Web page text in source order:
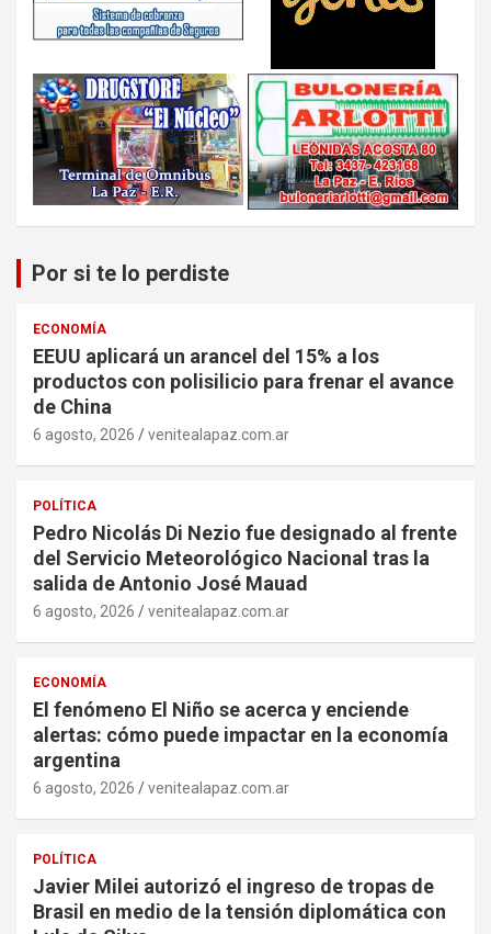
Por si te lo perdiste
ECONOMÍA
EEUU aplicará un arancel del 15% a los
productos con polisilicio para frenar el avance
de China
6 agosto, 2026 venitealapaz.com.ar
POLÍTICA
Pedro Nicolás Di Nezio fue designado al frente
del Servicio Meteorológico Nacional tras la
salida de Antonio José Mauad
6 agosto, 2026 venitealapaz.com.ar
ECONOMÍA
El fenómeno El Niño se acerca y enciende
alertas: cómo puede impactar en la economía
argentina
6 agosto, 2026 venitealapaz.com.ar
POLÍTICA
Javier Milei autorizó el ingreso de tropas de
Brasil en medio de la tensión diplomática con